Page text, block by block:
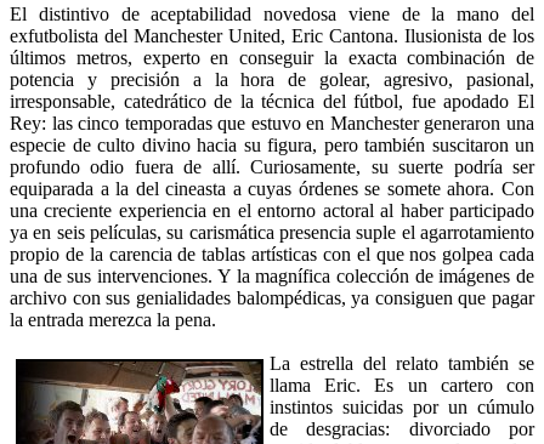
El distintivo de aceptabilidad novedosa viene de la mano del
exfutbolista del Manchester United, Eric Cantona. Ilusionista de los
últimos metros, experto en conseguir la exacta combinación de
potencia y precisión a la hora de golear, agresivo, pasional,
irresponsable, catedrático de la técnica del fútbol, fue apodado El
Rey: las cinco temporadas que estuvo en Manchester generaron una
especie de culto divino hacia su figura, pero también suscitaron un
profundo odio fuera de allí. Curiosamente, su suerte podría ser
equiparada a la del cineasta a cuyas órdenes se somete ahora. Con
una creciente experiencia en el entorno actoral al haber participado
ya en seis películas, su carismática presencia suple el agarrotamiento
propio de la carencia de tablas artísticas con el que nos golpea cada
una de sus intervenciones. Y la magnífica colección de imágenes de
archivo con sus genialidades balompédicas, ya consiguen que pagar
la entrada merezca la pena.
La estrella del relato también se
llama Eric. Es un cartero con
instintos suicidas por un cúmulo
de desgracias: divorciado por